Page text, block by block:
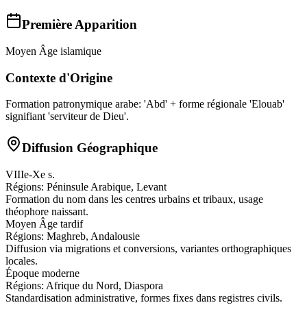
Première Apparition
Moyen Âge islamique
Contexte d'Origine
Formation patronymique arabe: 'Abd' + forme régionale 'Elouab'
signifiant 'serviteur de Dieu'.
Diffusion Géographique
VIIIe-Xe s.
Régions: Péninsule Arabique, Levant
Formation du nom dans les centres urbains et tribaux, usage
théophore naissant.
Moyen Âge tardif
Régions: Maghreb, Andalousie
Diffusion via migrations et conversions, variantes orthographiques
locales.
Époque moderne
Régions: Afrique du Nord, Diaspora
Standardisation administrative, formes fixes dans registres civils.